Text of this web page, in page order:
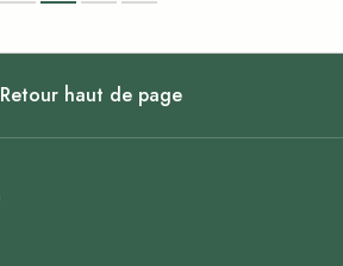
Retour haut de page